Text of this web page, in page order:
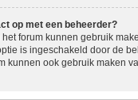
op met een beheerder?
forum kunnen gebruik
is ingeschakeld door de
kunnen ook gebruik maken